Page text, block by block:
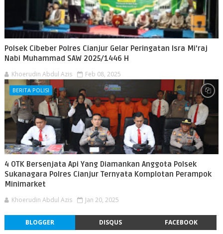
Polsek Cibeber Polres Cianjur Gelar Peringatan Isra Mi'raj
Nabi Muhammad SAW 2025/1446 H
Khoerudin Abdul Azis Feb 08, 2025
BERITA POLISI
4 OTK Bersenjata Api Yang Diamankan Anggota Polsek
Sukanagara Polres Cianjur Ternyata Komplotan Perampok
Minimarket
Khoerudin Abdul Azis Jan 20, 2025
BLOGGER DISQUS FACEBOOK